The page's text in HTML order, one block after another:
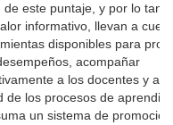
de este puntaje, y por lo
informativo, llevan a
disponibles para
acompañar
a los docentes y
de los procesos de
un sistema de promoción